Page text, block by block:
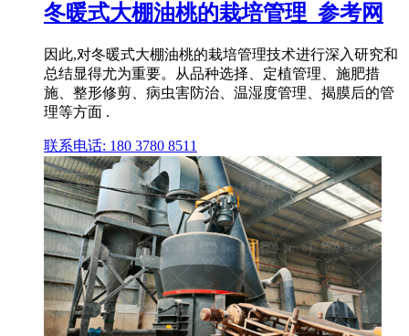
冬暖式大棚油桃的栽培管理_参考网
因此,对冬暖式大棚油桃的栽培管理技术进行深入研究和
总结显得尤为重要。从品种选择、定植管理、施肥措
施、整形修剪、病虫害防治、温湿度管理、揭膜后的管
理等方面 .
联系电话: 180 3780 8511